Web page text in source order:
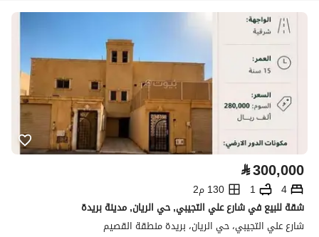
⃁300,000
4
1
130 م2
شقة للبيع في شارع علي التجيبي, حي الريان, مدينة بريدة
شارع علي التجيبي، حي الريان، بريدة منطقة القصيم